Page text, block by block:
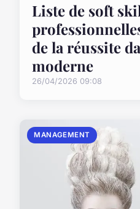
Liste de soft
de la réussite
moderne
26/04/2026 09:08
MANAGEMENT